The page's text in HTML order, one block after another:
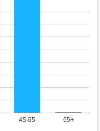
45-65 65+